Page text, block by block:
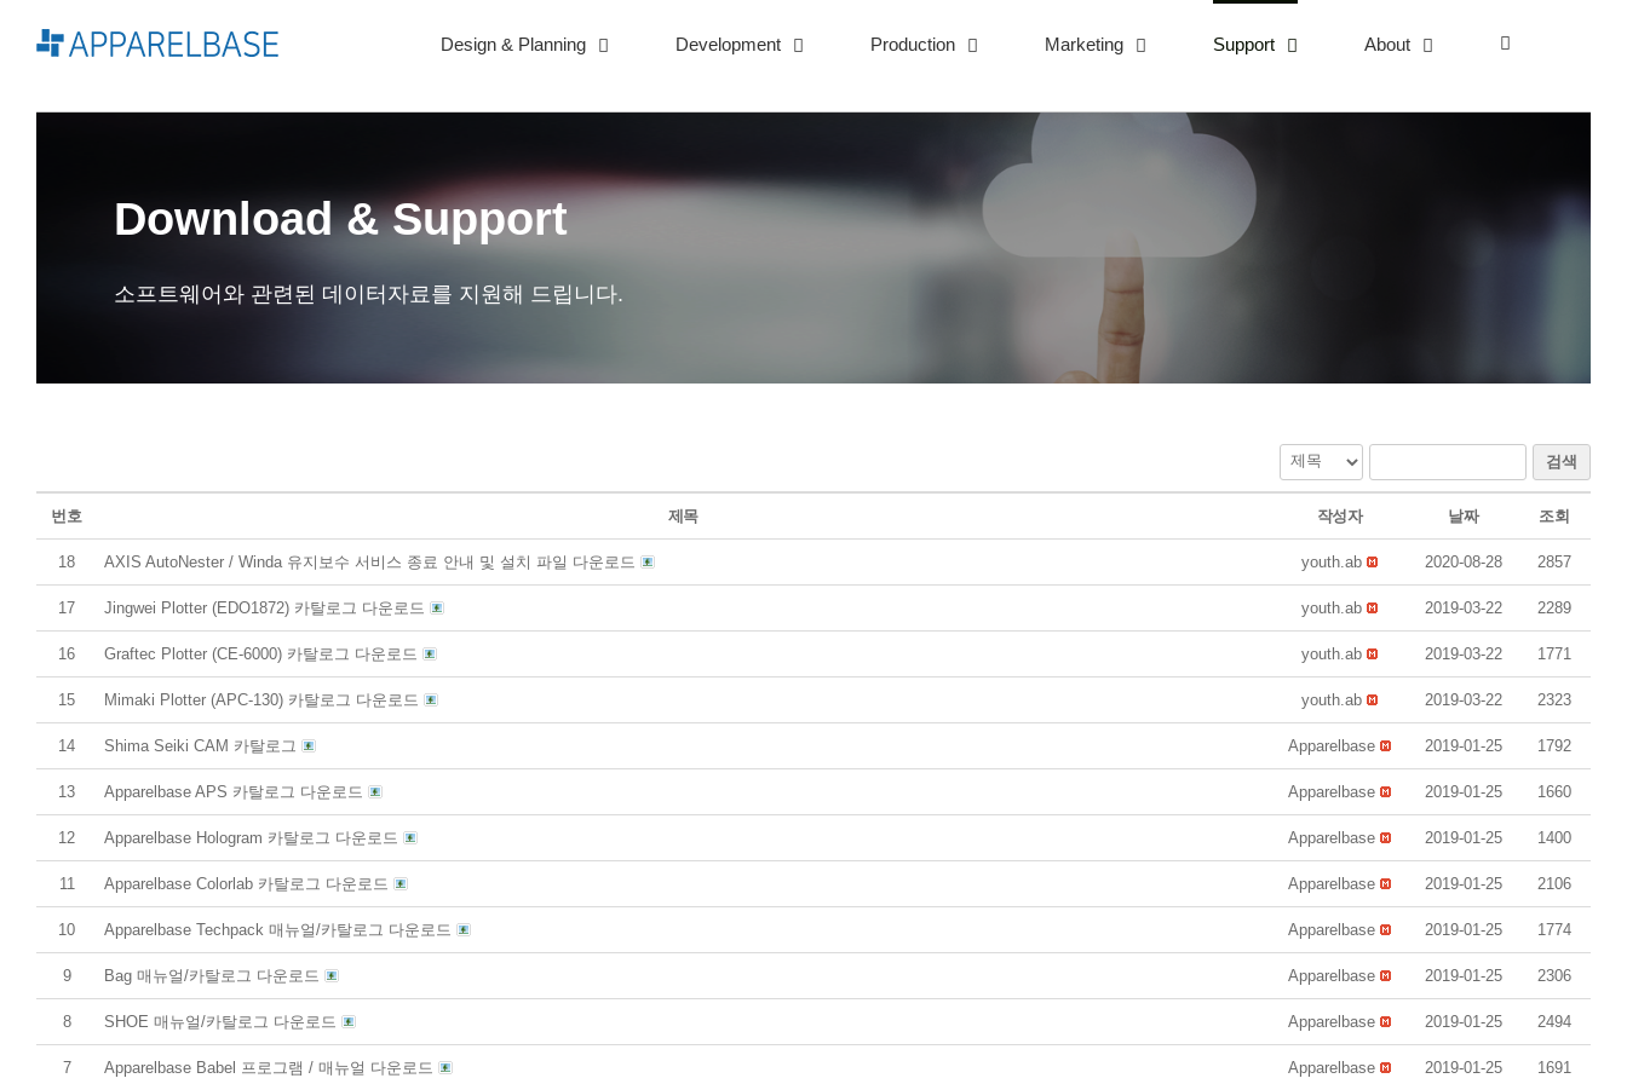
content
Design & Planning Development Production Marketing Support About
Download & Support
소프트웨어와 관련된 데이터자료를 지원해 드립니다.
검색
번호 제목 작성자 날짜 조회
18 AXIS AutoNester / Winda 유지보수 서비스 종료 안내 및 설치 파일 다운로드 youth.ab 2020-08-28 2857
17 Jingwei Plotter (EDO1872) 카탈로그 다운로드 youth.ab 2019-03-22 2289
16 Graftec Plotter (CE-6000) 카탈로그 다운로드 youth.ab 2019-03-22 1771
15 Mimaki Plotter (APC-130) 카탈로그 다운로드 youth.ab 2019-03-22 2323
14 Shima Seiki CAM 카탈로그 Apparelbase 2019-01-25 1792
13 Apparelbase APS 카탈로그 다운로드 Apparelbase 2019-01-25 1660
12 Apparelbase Hologram 카탈로그 다운로드 Apparelbase 2019-01-25 1400
11 Apparelbase Colorlab 카탈로그 다운로드 Apparelbase 2019-01-25 2106
10 Apparelbase Techpack 매뉴얼/카탈로그 다운로드 Apparelbase 2019-01-25 1774
9 Bag 매뉴얼/카탈로그 다운로드 Apparelbase 2019-01-25 2306
8 SHOE 매뉴얼/카탈로그 다운로드 Apparelbase 2019-01-25 2494
7 Apparelbase Babel 프로그램 / 매뉴얼 다운로드 Apparelbase 2019-01-25 1691